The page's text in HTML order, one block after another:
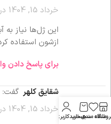
خرداد 15, 1404 در 6:37 ب.ظ
این ژل‌ها نیاز
ازشون استفاده
برای پاسخ دادن
شقایق کلهر گفت:
خرداد 15, 1404 در 6:59 ب.ظ
علاقه مندیسبد خرید
حساب کاربری من